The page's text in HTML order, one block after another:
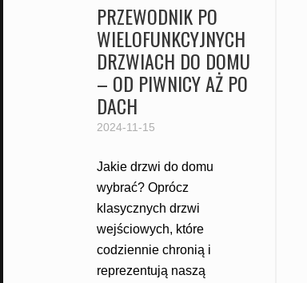
PRZEWODNIK PO
WIELOFUNKCYJNYCH
DRZWIACH DO DOMU
– OD PIWNICY AŻ PO
DACH
2024-11-15
Jakie drzwi do domu
wybrać? Oprócz
klasycznych drzwi
wejściowych, które
codziennie chronią i
reprezentują naszą